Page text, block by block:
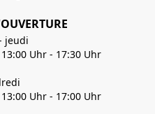
jeudi
Uhr - 17:30 Uhr
Uhr - 17:00 Uhr